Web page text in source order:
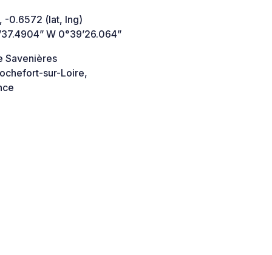
-0.6572 (lat, lng)
W 0°39’26.064”
Savenières
sur-Loire,